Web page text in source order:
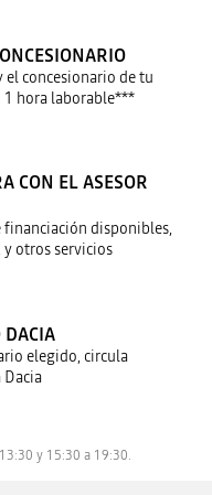
concesionario de tu
1 hora laborable***
CON EL ASESOR
financiación disponibles,
otros servicios
DACIA
elegido, circula
y 15:30 a 19:30.